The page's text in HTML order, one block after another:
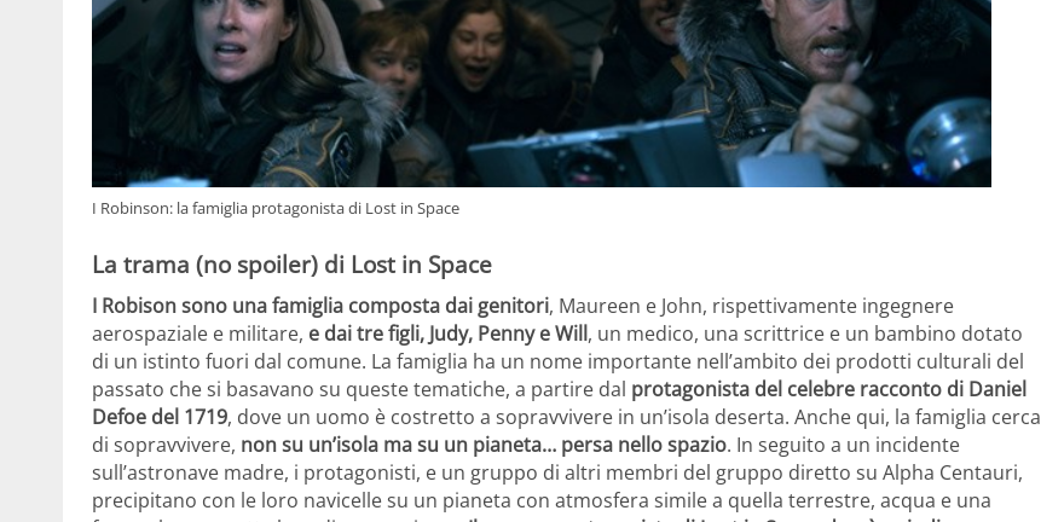
I Robinson: la famiglia protagonista di Lost in Space
La trama (no spoiler) di Lost in Space
I Robison sono una famiglia composta dai genitori, Maureen e John, rispettivamente ingegnere
aerospaziale e militare, e dai tre figli, Judy, Penny e Will, un medico, una scrittrice e un bambino dotato
di un istinto fuori dal comune. La famiglia ha un nome importante nell’ambito dei prodotti culturali del
passato che si basavano su queste tematiche, a partire dal protagonista del celebre racconto di Daniel
Defoe del 1719, dove un uomo è costretto a sopravvivere in un’isola deserta. Anche qui, la famiglia cerca
di sopravvivere, non su un’isola ma su un pianeta… persa nello spazio. In seguito a un incidente
sull’astronave madre, i protagonisti, e un gruppo di altri membri del gruppo diretto su Alpha Centauri,
precipitano con le loro navicelle su un pianeta con atmosfera simile a quella terrestre, acqua e una